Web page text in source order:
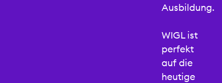
Ausbildung.
WIGL ist
perfekt
auf die
heutige